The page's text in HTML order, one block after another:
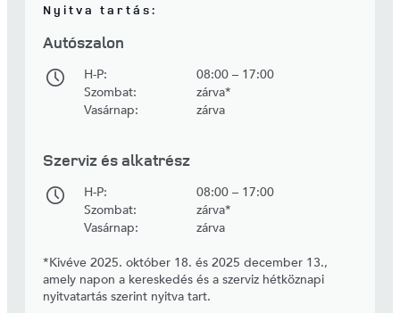
Nyitva tartás:
Autószalon
H-P:
08:00 – 17:00
Szombat:
zárva*
Vasárnap:
zárva
Szerviz és alkatrész
H-P:
08:00 – 17:00
Szombat:
zárva*
Vasárnap:
zárva
*Kivéve 2025. október 18. és 2025 december 13.,
amely napon a kereskedés és a szerviz hétköznapi
nyitvatartás szerint nyitva tart.